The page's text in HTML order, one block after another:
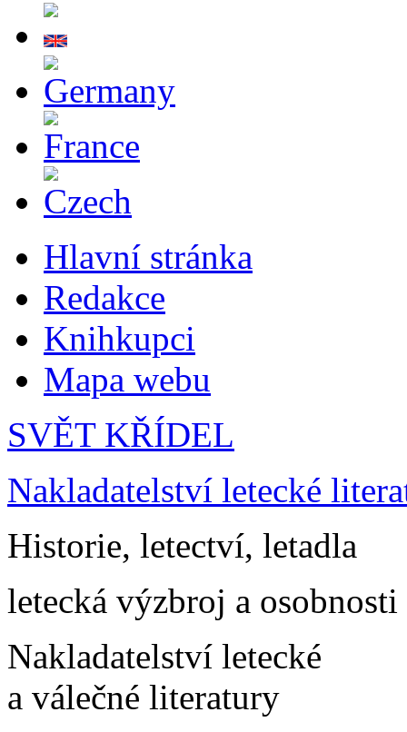
Hlavní stránka
Redakce
Knihkupci
Mapa webu
SVĚT KŘÍDEL
Nakladatelství letecké
Historie, letectví, letadla
letecká výzbroj a osobnosti
Nakladatelství letecké
a válečné literatury